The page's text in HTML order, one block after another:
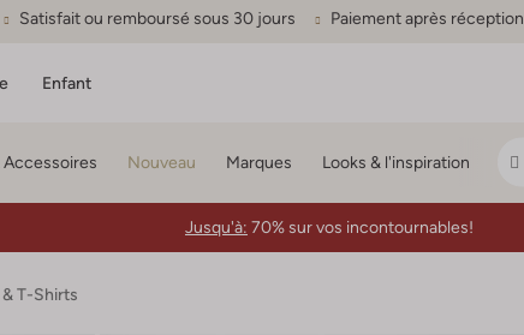
Satisfait ou remboursé sous 30 jours Paiement après réception
Enfant
Accessoires Nouveau Marques Looks & l'inspiration
Jusqu'à: 70% sur vos incontournables!
T-Shirts